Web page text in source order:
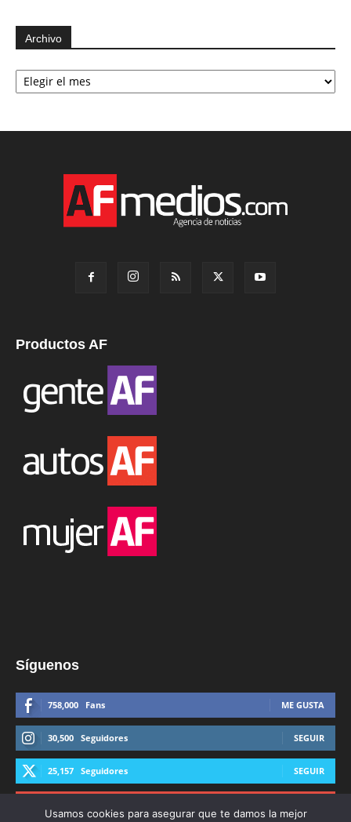
Archivo
Archivo
Productos AF
Síguenos
758,000 Fans ME GUSTA
30,500 Seguidores SEGUIR
25,157 Seguidores SEGUIR
Usamos cookies para asegurar que te damos la mejor